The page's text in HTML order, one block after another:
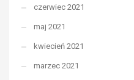
czerwiec 2021
maj 2021
kwiecień 2021
marzec 2021